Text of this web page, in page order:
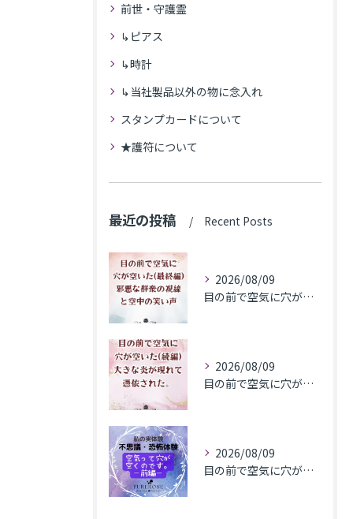
前世・守護霊
↳ピアス
↳時計
↳当社製品以外の物に念入れ
スタンプカードについて
★護符について
最近の投稿 Recent Posts
2026/08/09
目の前で空気に穴が空いた(最終編)邪悪な群衆の視線と空中の笑い声
2026/08/09
目の前で空気に穴が空いた(続編)大きな炎が現れて憑依された。
2026/08/09
目の前で​空気に穴が空いた(前編)